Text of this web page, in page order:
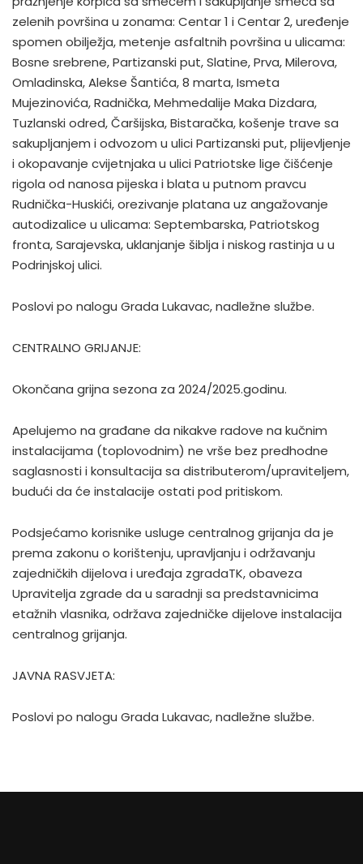
zelenih površina u zonama: Centar 1 i Centar 2, uređenje
spomen obilježja, metenje asfaltnih površina u ulicama:
Bosne srebrene, Partizanski put, Slatine, Prva, Milerova,
Omladinska, Alekse Šantića, 8 marta, Ismeta
Mujezinovića, Radnička, Mehmedalije Maka Dizdara,
Tuzlanski odred, Čaršijska, Bistaračka, košenje trave sa
sakupljanjem i odvozom u ulici Partizanski put, plijevljenje
i okopavanje cvijetnjaka u ulici Patriotske lige čišćenje
rigola od nanosa pijeska i blata u putnom pravcu
Rudnička-Huskići, orezivanje platana uz angažovanje
autodizalice u ulicama: Septembarska, Patriotskog
fronta, Sarajevska, uklanjanje šiblja i niskog rastinja u u
Podrinjskoj ulici.
Poslovi po nalogu Grada Lukavac, nadležne službe.
CENTRALNO GRIJANJE:
Okončana grijna sezona za 2024/2025.godinu.
Apelujemo na građane da nikakve radove na kučnim
instalacijama (toplovodnim) ne vrše bez predhodne
saglasnosti i konsultacija sa distributerom/upraviteljem,
budući da će instalacije ostati pod pritiskom.
Podsjećamo korisnike usluge centralnog grijanja da je
prema zakonu o korištenju, upravljanju i održavanju
zajedničkih dijelova i uređaja zgradaTK, obaveza
Upravitelja zgrade da u saradnji sa predstavnicima
etažnih vlasnika, održava zajedničke dijelove instalacija
centralnog grijanja.
JAVNA RASVJETA:
Poslovi po nalogu Grada Lukavac, nadležne službe.